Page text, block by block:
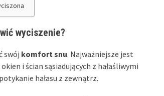
wyciszenie?
swój komfort snu. Najważniejsze jest
i ścian sąsiadujących z hałaśliwymi
hałasu z zewnątrz.